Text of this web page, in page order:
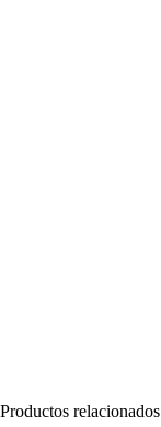
Productos relacionados